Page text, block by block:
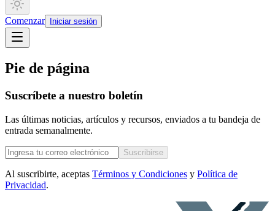
Comenzar Iniciar sesión
Pie de página
Suscríbete a nuestro boletín
Las últimas noticias, artículos y recursos, enviados a tu bandeja de
entrada semanalmente.
Suscribirse
Al suscribirte, aceptas Términos y Condiciones y Política de
Privacidad.